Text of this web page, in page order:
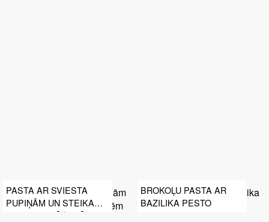
PASTA AR SVIESTA
PUPIŅĀM UN STEIKA
GAĻAS STRĒMELĒM
BROKOĻU PASTA AR
BAZILIKA PESTO